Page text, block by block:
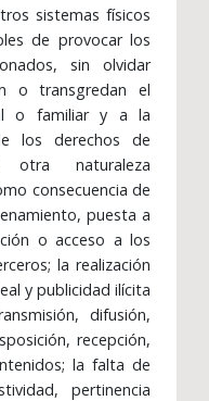
sistemas físicos
de provocar los
sin olvidar
o transgredan el
o familiar y a la
los derechos de
naturaleza
consecuencia de
puesta a
o acceso a los
la realización
y publicidad ilícita
difusión,
recepción,
la falta de
pertinencia